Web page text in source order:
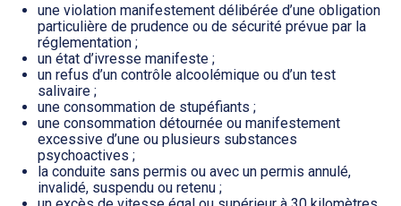
une violation manifestement délibérée d’une obligation
particulière de prudence ou de sécurité prévue par la
réglementation ;
un état d’ivresse manifeste ;
un refus d’un contrôle alcoolémique ou d’un test
salivaire ;
une consommation de stupéfiants ;
une consommation détournée ou manifestement
excessive d’une ou plusieurs substances
psychoactives ;
la conduite sans permis ou avec un permis annulé,
invalidé, suspendu ou retenu ;